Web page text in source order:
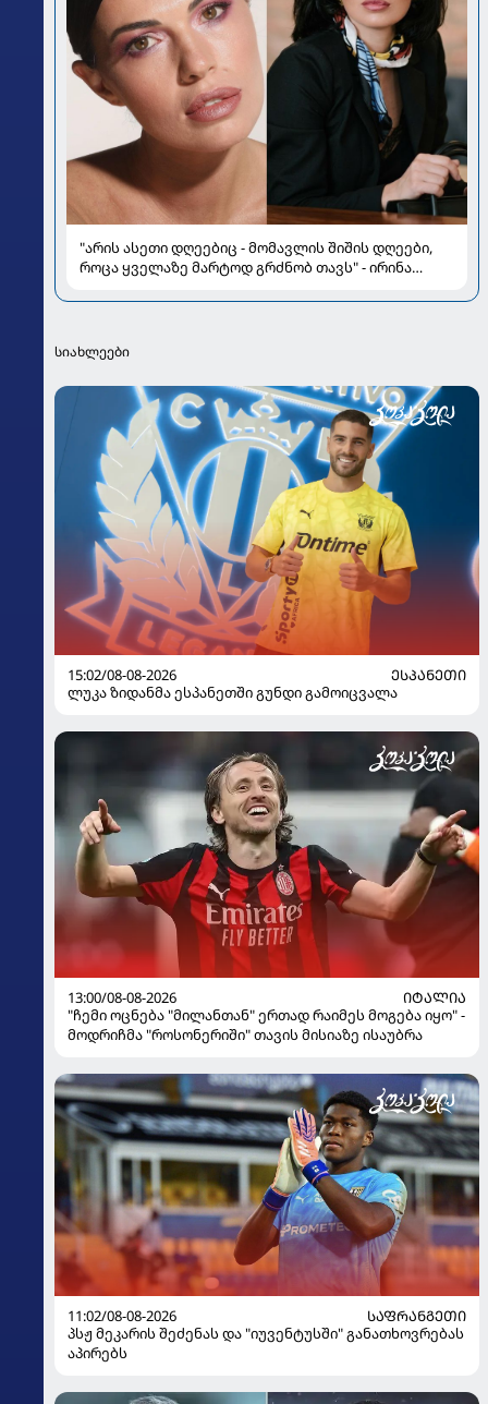
"არის ასეთი დღეებიც - მომავლის შიშის დღეები,
როცა ყველაზე მარტოდ გრძნობ თავს" - ირინა
სიახლეები
15:02/08-08-2026
ᲔᲡᲞᲐᲜᲔᲗᲘ
ლუკა ზიდანმა ესპანეთში გუნდი გამოიცვალა
13:00/08-08-2026
ᲘᲢᲐᲚᲘᲐ
"ჩემი ოცნება "მილანთან" ერთად რაიმეს მოგება იყო" -
მოდრიჩმა "როსონერიში" თავის მისიაზე ისაუბრა
11:02/08-08-2026
ᲡᲐᲤᲠᲐᲜᲒᲔᲗᲘ
პსჟ მეკარის შეძენას და "იუვენტუსში" განათხოვრებას
აპირებს